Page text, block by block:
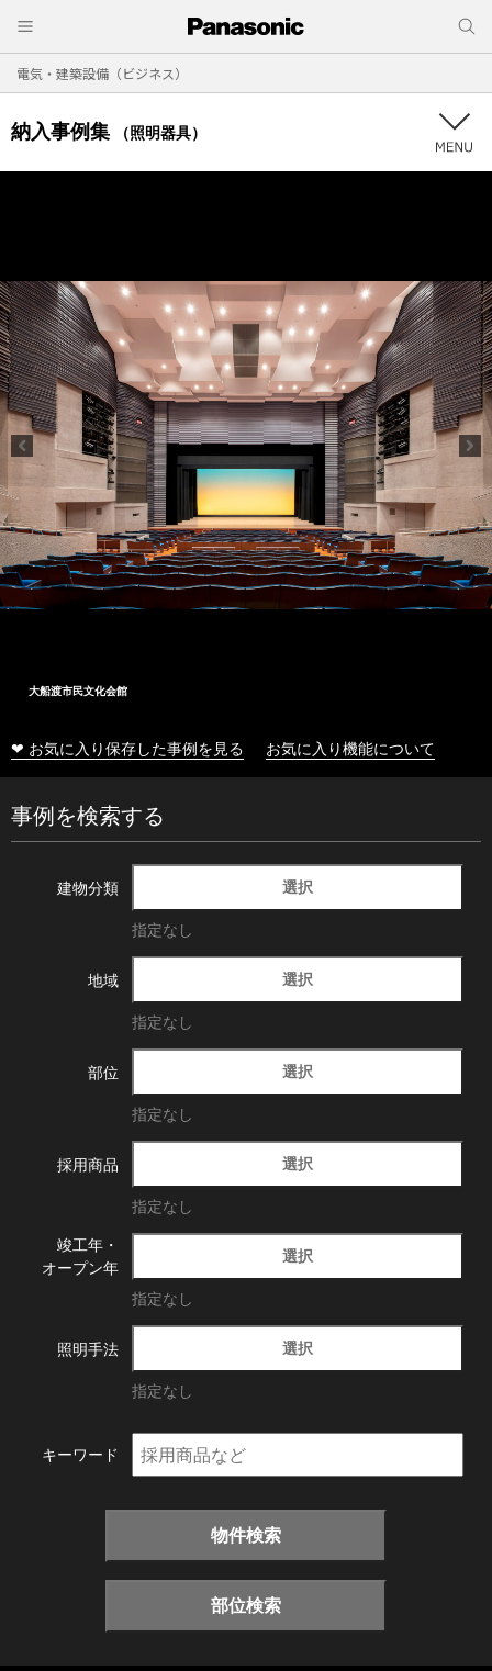
電気・建築設備（ビジネス）
納入事例集 （照明器具）
大船渡市民文化会館
❤ お気に入り保存した事例を見る お気に入り機能について
事例を検索する
建物分類 選択
指定なし
地域 選択
指定なし
部位 選択
指定なし
採用商品 選択
指定なし
竣工年・
オープン年
選択
指定なし
照明手法 選択
指定なし
キーワード
物件検索
部位検索